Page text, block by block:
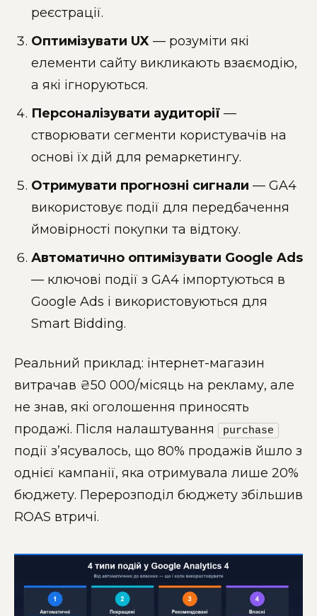
реєстрації.
Оптимізувати UX — розуміти які
елементи сайту викликають взаємодію,
а які ігноруються.
Персоналізувати аудиторії —
створювати сегменти користувачів на
основі їх дій для ремаркетингу.
Отримувати прогнозні сигнали — GA4
використовує події для передбачення
ймовірності покупки та відтоку.
Автоматично оптимізувати Google Ads
— ключові події з GA4 імпортуються в
Google Ads і використовуються для
Smart Bidding.
Реальний приклад: інтернет-магазин
витрачав ₴50 000/місяць на рекламу, але
не знав, які оголошення приносять
продажі. Після налаштування
purchase
події з’ясувалось, що 80% продажів йшло з
однієї кампанії, яка отримувала лише 20%
бюджету. Перерозподіл бюджету збільшив
ROAS втричі.